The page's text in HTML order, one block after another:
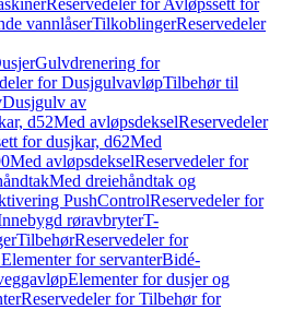
Reservedeler for Avløpssett for
vannlåserTilkoblingerReservedeler
Gulvdrenering for
for DusjgulvavløpTilbehør til
Dusjgulv av
d52Med avløpsdekselReservedeler
for dusjkar, d62Med
Med avløpsdekselReservedeler for
Med dreiehåndtak og
PushControlReservedeler for
røravbryterT-
TilbehørReservedeler for
for servanterBidé-
Elementer for dusjer og
Reservedeler for Tilbehør for